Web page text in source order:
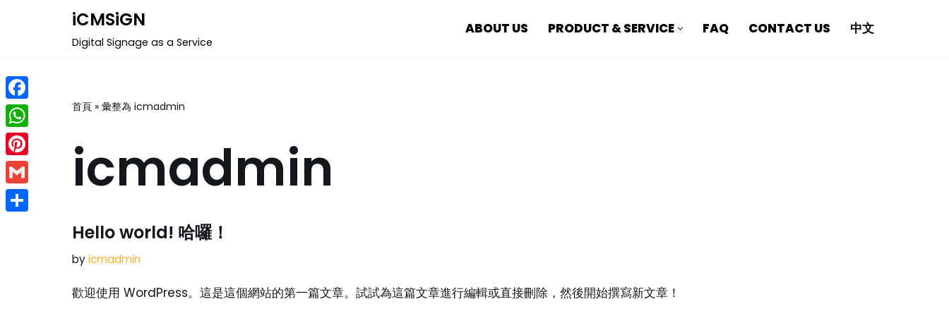
content
iCMSiGN
Digital Signage as a Service
ABOUT US PRODUCT & SERVICE FAQ CONTACT US 中文
首頁 » 彙整為 icmadmin
icmadmin
Hello world! 哈囉！
byicmadmin
歡迎使用 WordPress。這是這個網站的第一篇文章。試試為這篇文章進行編輯或直接刪除，然後開始撰寫新文章！
Facebook
WhatsApp
Pinterest
Gmail